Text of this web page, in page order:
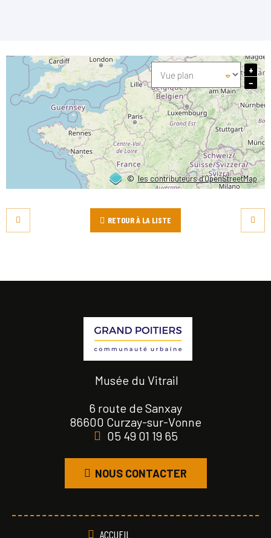
©les contributeurs d’OpenStreetMap
+
−
RETOUR À LA LISTE
Musée du Vitrail
6 route de Sanxay
86600 Curzay-sur-Vonne
05 49 01 19 65
NOUS CONTACTER
ACCUEIL